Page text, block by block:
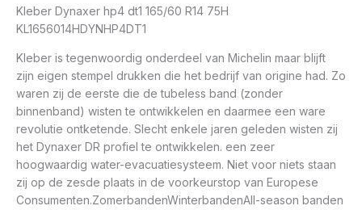
Kleber Dynaxer hp4 dt1 165/60 R14 75H
KL1656014HDYNHP4DT1
Kleber is tegenwoordig onderdeel van Michelin maar blijft
zijn eigen stempel drukken die het bedrijf van origine had. Zo
waren zij de eerste die de tubeless band (zonder
binnenband) wisten te ontwikkelen en daarmee een ware
revolutie ontketende. Slecht enkele jaren geleden wisten zij
het Dynaxer DR profiel te ontwikkelen. een zeer
hoogwaardig water-evacuatiesysteem. Niet voor niets staan
zij op de zesde plaats in de voorkeurstop van Europese
Consumenten.ZomerbandenWinterbandenAll-season banden